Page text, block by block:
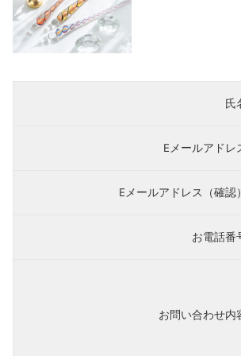
氏
Eメールアドレ
Eメールアドレス（確認）
お電話番
お問い合わせ内